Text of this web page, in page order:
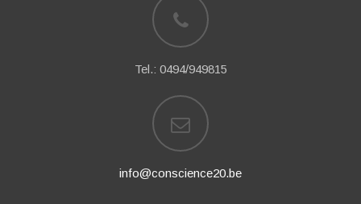
Tel.: 0494/949815
info@conscience20.be